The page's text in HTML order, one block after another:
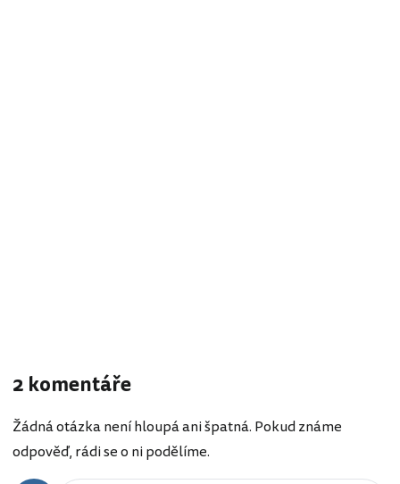
2 komentáře
Žádná otázka není hloupá ani špatná. Pokud známe
odpověď, rádi se o ni podělíme.